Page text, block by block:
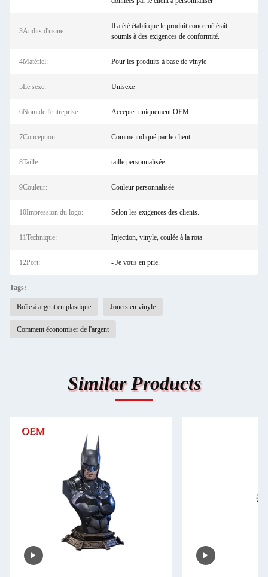
3Audits d'usine:
Il a été établi que le produit concerné était
soumis à des exigences de conformité.
4Matériel: Pour les produits à base de vinyle
5Le sexe: Unisexe
6Nom de l'entreprise: Accepter uniquement OEM
7Conception: Comme indiqué par le client
8Taille: taille personnalisée
9Couleur: Couleur personnalisée
10Impression du logo: Selon les exigences des clients.
11Technique: Injection, vinyle, coulée à la rota
12Port: - Je vous en prie.
Tags:
Boîte à argent en plastique Jouets en vinyle
Comment économiser de l'argent
Similar Products